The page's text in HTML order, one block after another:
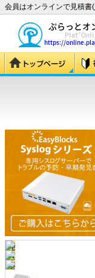
会員はオンラインで見積書(